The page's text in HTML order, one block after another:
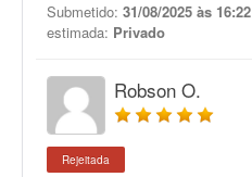
Submetido: 31/08/2025 às 16:22
estimada: Privado
Robson O.
Rejeitada